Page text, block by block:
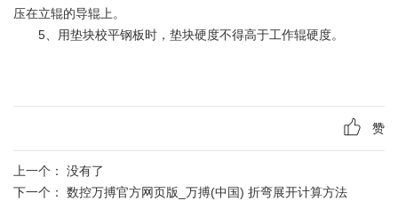
压在立辊的导辊上。
5、用垫块校平钢板时，垫块硬度不得高于工作辊硬度。
赞
上一个： 没有了
下一个： 数控万搏官方网页版_万搏(中国) 折弯展开计算方法